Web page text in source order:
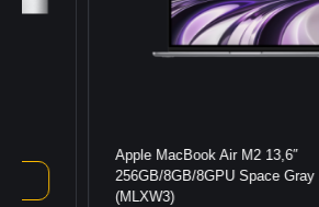
Apple MacBook Air M2 13,6″
256GB/8GB/8GPU Space Gray
(MLXW3)